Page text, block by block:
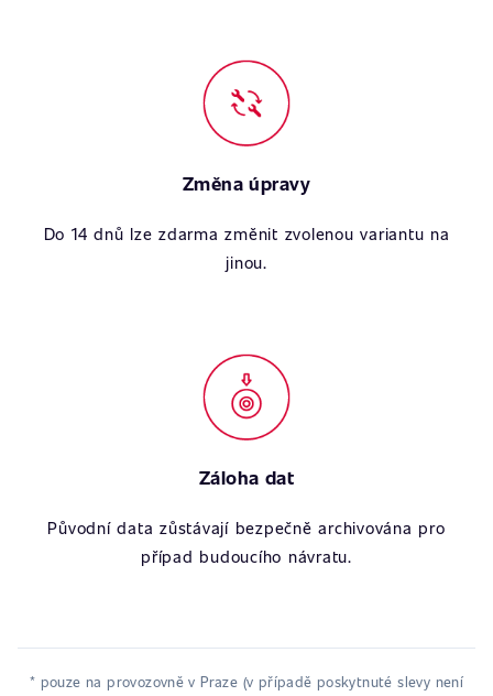
Změna úpravy
Do 14 dnů lze zdarma změnit zvolenou variantu na
jinou.
Záloha dat
Původní data zůstávají bezpečně archivována pro
případ budoucího návratu.
* pouze na provozovně v Praze (v případě poskytnuté slevy není